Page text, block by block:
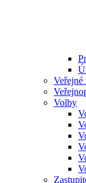
Veřejné
Volby